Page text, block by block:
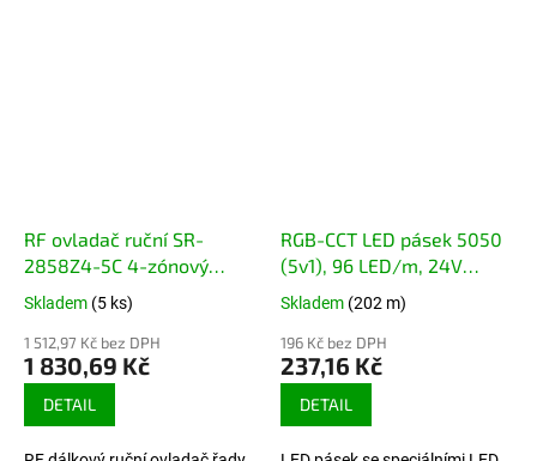
RF ovladač ruční SR-
2858Z4-5C 4-zónový
RGB-CCT
Skladem (5 ks)
1 512,97 Kč bez DPH
1 830,69 Kč
DETAIL
RGB-CCT LED pásek 5050
(5v1), 96 LED/m, 24V
24W/m
Skladem (202 m)
196 Kč bez DPH
237,16 Kč
DETAIL